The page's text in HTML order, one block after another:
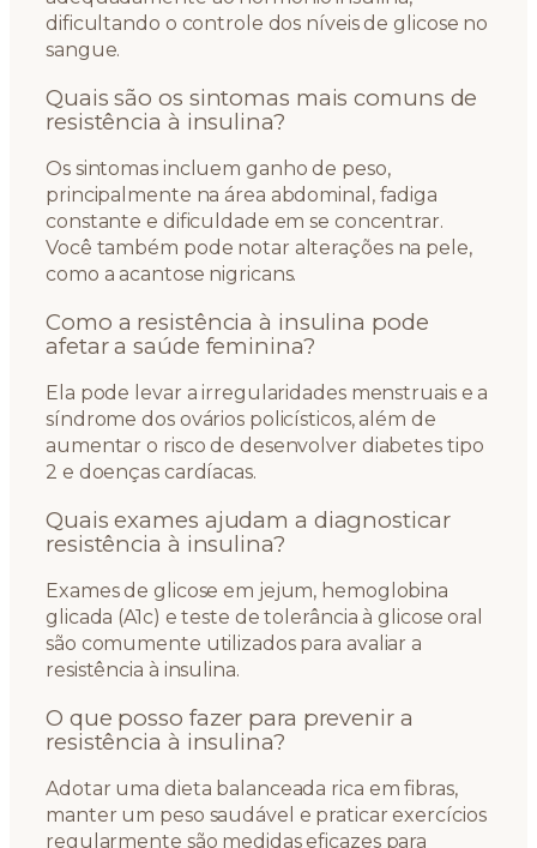
dificultando o controle dos níveis de glicose no
sangue.
Quais são os sintomas mais comuns de
resistência à insulina?
Os sintomas incluem ganho de peso,
principalmente na área abdominal, fadiga
constante e dificuldade em se concentrar.
Você também pode notar alterações na pele,
como a acantose nigricans.
Como a resistência à insulina pode
afetar a saúde feminina?
Ela pode levar a irregularidades menstruais e a
síndrome dos ovários policísticos, além de
aumentar o risco de desenvolver diabetes tipo
2 e doenças cardíacas.
Quais exames ajudam a diagnosticar
resistência à insulina?
Exames de glicose em jejum, hemoglobina
glicada (A1c) e teste de tolerância à glicose oral
são comumente utilizados para avaliar a
resistência à insulina.
O que posso fazer para prevenir a
resistência à insulina?
Adotar uma dieta balanceada rica em fibras,
manter um peso saudável e praticar exercícios
regularmente são medidas eficazes para